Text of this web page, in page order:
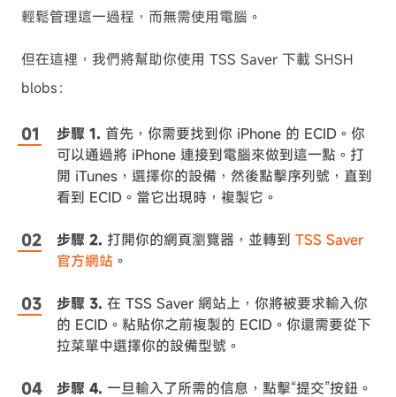
輕鬆管理這一過程，而無需使用電腦。
但在這裡，我們將幫助你使用 TSS Saver 下載 SHSH
blobs：
步驟 1. 首先，你需要找到你 iPhone 的 ECID。你
可以通過將 iPhone 連接到電腦來做到這一點。打
開 iTunes，選擇你的設備，然後點擊序列號，直到
看到 ECID。當它出現時，複製它。
步驟 2. 打開你的網頁瀏覽器，並轉到 TSS Saver
官方網站 。
步驟 3. 在 TSS Saver 網站上，你將被要求輸入你
的 ECID。粘貼你之前複製的 ECID。你還需要從下
拉菜單中選擇你的設備型號。
步驟 4. 一旦輸入了所需的信息，點擊“提交”按鈕。